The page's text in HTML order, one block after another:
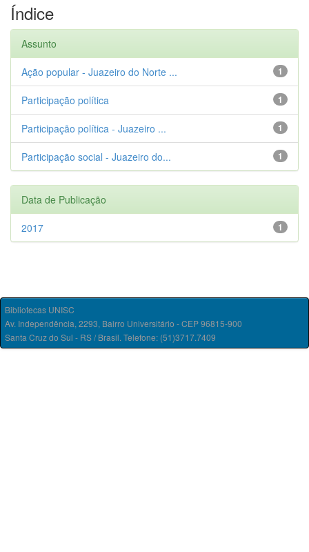
Índice
Assunto
1
Ação popular - Juazeiro do Norte ...
1
Participação política
1
Participação política - Juazeiro ...
1
Participação social - Juazeiro do...
Data de Publicação
1
2017
Bibliotecas UNISC
Av. Independência, 2293, Bairro Universitário - CEP 96815-900
Santa Cruz do Sul - RS / Brasil. Telefone: (51)3717.7409